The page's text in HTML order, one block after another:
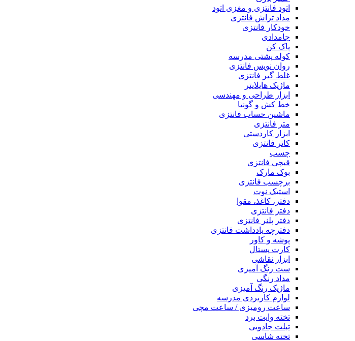
اتود فانتزی و مغزی اتود
مداد تراش فانتزی
خودکار فانتزی
جامدادی
پاک کن
کوله پشتی مدرسه
روان نویس فانتزی
غلط گیر فانتزی
ماژیک هایلایتر
ابزار طراحی و مهندسی
خط کش و گونیا
ماشین حساب فانتزی
متر فانتزی
ابزار کاردستی
کاتر فانتزی
چسب
قیچی فانتزی
بوک مارک
برچسب فانتزی
استیک نوت
دفتر، کاغذ، مقوا
دفتر فانتزی
دفتر پلنر فانتزی
دفترچه یادداشت فانتزی
پوشه و کاور
کارت پستال
ابزار نقاشی
ست رنگ آمیزی
مداد رنگی
ماژیک رنگ آمیزی
لوازم کاربردی مدرسه
ساعت رومیزی / ساعت مچی
تخته وایت برد
تبلت جادویی
تخته شاسی